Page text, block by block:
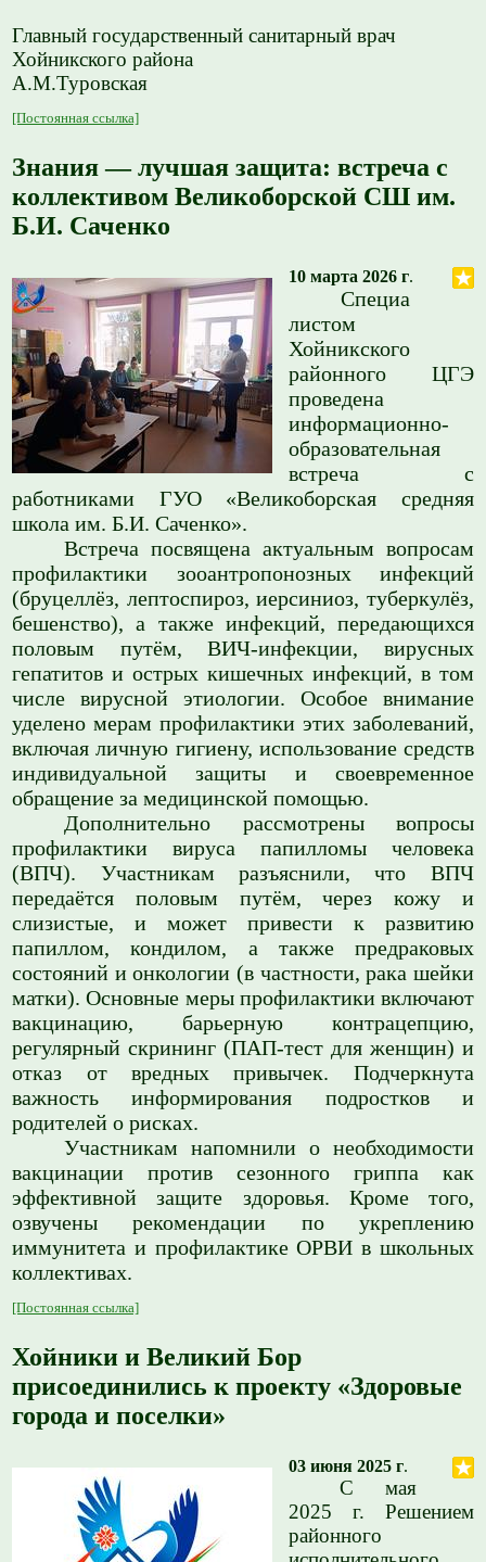
Главный государственный санитарный врач
Хойникского района
А.М.Туровская
[Постоянная ссылка]
Знания — лучшая защита: встреча с
коллективом Великоборской СШ им.
Б.И. Саченко
10 марта 2026 г.
Специа
листом
Хойникского
районного ЦГЭ
проведена
информационно-
образовательная
встреча с
работниками ГУО «Великоборская средняя
школа им. Б.И. Саченко».
Встреча посвящена актуальным вопросам
профилактики зооантропонозных инфекций
(бруцеллёз, лептоспироз, иерсиниоз, туберкулёз,
бешенство), а также инфекций, передающихся
половым путём, ВИЧ-инфекции, вирусных
гепатитов и острых кишечных инфекций, в том
числе вирусной этиологии. Особое внимание
уделено мерам профилактики этих заболеваний,
включая личную гигиену, использование средств
индивидуальной защиты и своевременное
обращение за медицинской помощью.
Дополнительно рассмотрены вопросы
профилактики вируса папилломы человека
(ВПЧ). Участникам разъяснили, что ВПЧ
передаётся половым путём, через кожу и
слизистые, и может привести к развитию
папиллом, кондилом, а также предраковых
состояний и онкологии (в частности, рака шейки
матки). Основные меры профилактики включают
вакцинацию, барьерную контрацепцию,
регулярный скрининг (ПАП-тест для женщин) и
отказ от вредных привычек. Подчеркнута
важность информирования подростков и
родителей о рисках.
Участникам напомнили о необходимости
вакцинации против сезонного гриппа как
эффективной защите здоровья. Кроме того,
озвучены рекомендации по укреплению
иммунитета и профилактике ОРВИ в школьных
коллективах.
[Постоянная ссылка]
Хойники и Великий Бор
присоединились к проекту «Здоровые
города и поселки»
03 июня 2025 г.
С мая
2025 г. Решением
районного